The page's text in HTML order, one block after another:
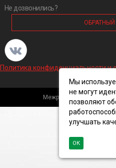
Не дозвонились?
Политика конфиденциальности и
Межрегиональная
Мы
не могут
позволяют
улучшать
ОК